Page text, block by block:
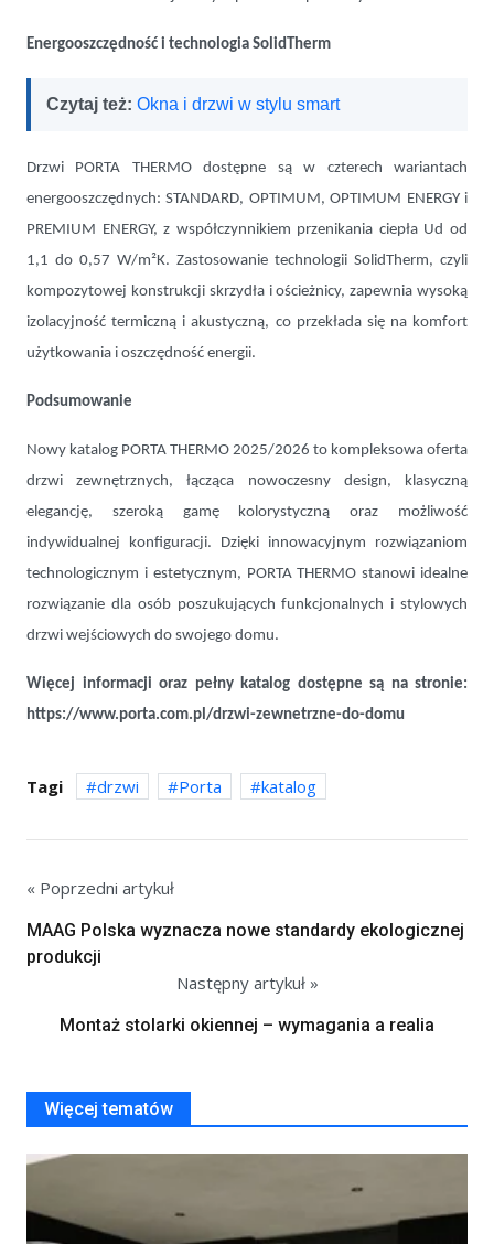
Energooszczędność i technologia SolidTherm
Czytaj też: Okna i drzwi w stylu smart
Drzwi PORTA THERMO dostępne są w czterech wariantach
energooszczędnych: STANDARD, OPTIMUM, OPTIMUM ENERGY i
PREMIUM ENERGY, z współczynnikiem przenikania ciepła Ud od
1,1 do 0,57 W/m²K. Zastosowanie technologii SolidTherm, czyli
kompozytowej konstrukcji skrzydła i ościeżnicy, zapewnia wysoką
izolacyjność termiczną i akustyczną, co przekłada się na komfort
użytkowania i oszczędność energii.
Podsumowanie
Nowy katalog PORTA THERMO 2025/2026 to kompleksowa oferta
drzwi zewnętrznych, łącząca nowoczesny design, klasyczną
elegancję, szeroką gamę kolorystyczną oraz możliwość
indywidualnej konfiguracji. Dzięki innowacyjnym rozwiązaniom
technologicznym i estetycznym, PORTA THERMO stanowi idealne
rozwiązanie dla osób poszukujących funkcjonalnych i stylowych
drzwi wejściowych do swojego domu.
Więcej informacji oraz pełny katalog dostępne są na stronie:
https://www.porta.com.pl/drzwi-zewnetrzne-do-domu
Tagi drzwi Porta katalog
« Poprzedni artykuł
MAAG Polska wyznacza nowe standardy ekologicznej
produkcji
Następny artykuł »
Montaż stolarki okiennej – wymagania a realia
Więcej tematów